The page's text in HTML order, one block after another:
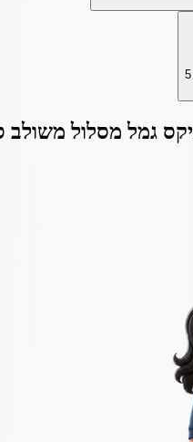
גמל מסלול משולב